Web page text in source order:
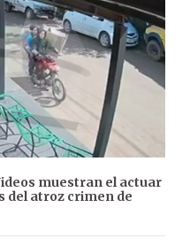
muestran el actuar
del atroz crimen de